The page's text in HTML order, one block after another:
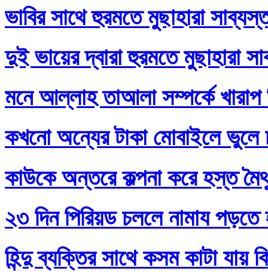
ভাবির সাথে হুরমতে মুছাহারা
দুই ভায়ের দ্বারা হুরমতে মুছাহারা
মনে আল্লাহ তাআলা সম্পর্কে
কখনো অন্যের টাকা মোবাইলে ভুলে
কাউকে অন্তরে কল্পনা করে হস্ত
২৩ দিন পিরিয়ড চললে নামায পড়তে
হিন্দু ব্যক্তির সাথে কসম কাটা যায়